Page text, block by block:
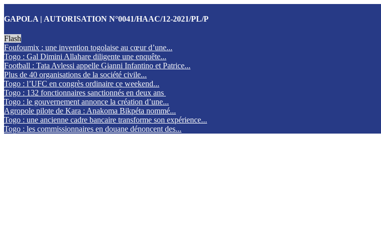
GAPOLA | AUTORISATION N°0041/HAAC/12-2021/PL/P
Flash
Foufoumix : une invention togolaise au cœur d’une...
Togo : Gal Dimini Allahare diligente une enquête...
Football : Tata Avlessi appelle Gianni Infantino et Patrice...
Plus de 40 organisations de la société civile...
Togo : l’UFC en congrès ordinaire ce weekend...
Togo : 132 fonctionnaires sanctionnés en deux ans
Togo : le gouvernement annonce la création d’une...
Agropole pilote de Kara : Anakoma Bikpéta nommé...
Togo : une ancienne cadre bancaire transforme son expérience...
Togo : les commissionnaires en douane dénoncent des...